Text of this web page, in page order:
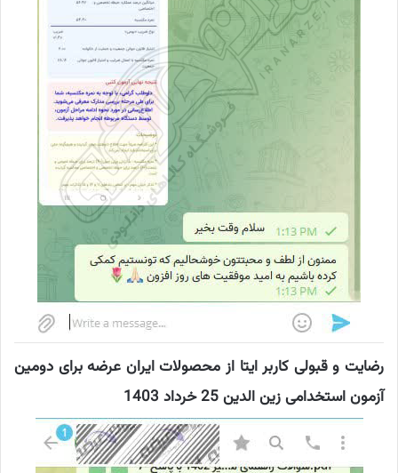
رضایت و قبولی کاربر ایتا از محصولات ایران عرضه برای دومین
آزمون استخدامی زین الدین 25 خرداد 1403